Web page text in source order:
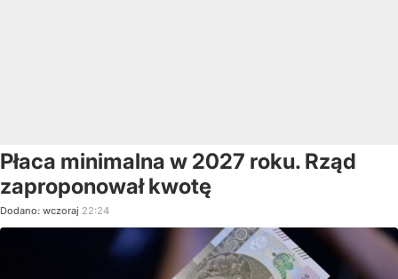
Płaca minimalna w 2027 roku. Rząd
zaproponował kwotę
Dodano: wczoraj 22:24